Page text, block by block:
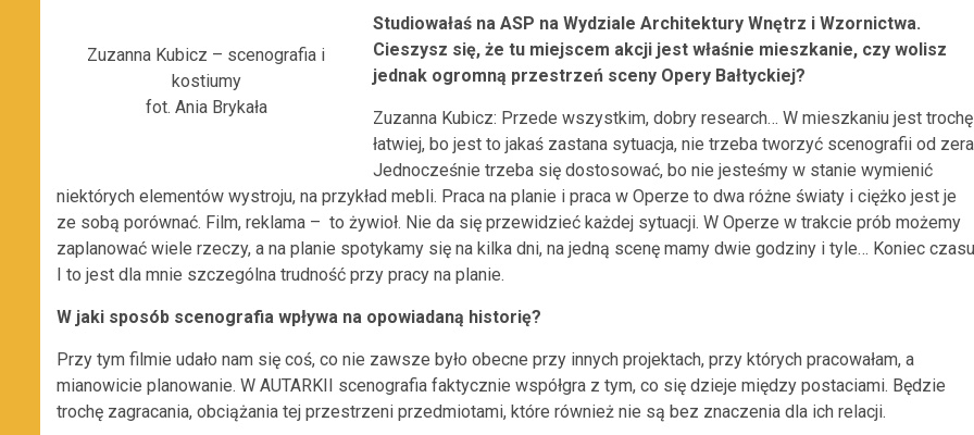
Zuzanna Kubicz – scenografia i
kostiumy
fot. Ania Brykała
Studiowałaś na ASP na Wydziale Architektury Wnętrz i Wzornictwa.
Cieszysz się, że tu miejscem akcji jest właśnie mieszkanie, czy wolisz
jednak ogromną przestrzeń sceny Opery Bałtyckiej?
Zuzanna Kubicz: Przede wszystkim, dobry research… W mieszkaniu jest trochę
łatwiej, bo jest to jakaś zastana sytuacja, nie trzeba tworzyć scenografii od
Jednocześnie trzeba się dostosować, bo nie jesteśmy w stanie wymienić
niektórych elementów wystroju, na przykład mebli. Praca na planie i praca w Operze to dwa różne światy i ciężko jest je
ze sobą porównać. Film, reklama – to żywioł. Nie da się przewidzieć każdej sytuacji. W Operze w trakcie prób możemy
zaplanować wiele rzeczy, a na planie spotykamy się na kilka dni, na jedną scenę mamy dwie godziny i tyle… Koniec
I to jest dla mnie szczególna trudność przy pracy na planie.
W jaki sposób scenografia wpływa na opowiadaną historię?
Przy tym filmie udało nam się coś, co nie zawsze było obecne przy innych projektach, przy których pracowałam, a
mianowicie planowanie. W AUTARKII scenografia faktycznie współgra z tym, co się dzieje między postaciami. Będzie
trochę zagracania, obciążania tej przestrzeni przedmiotami, które również nie są bez znaczenia dla ich relacji.